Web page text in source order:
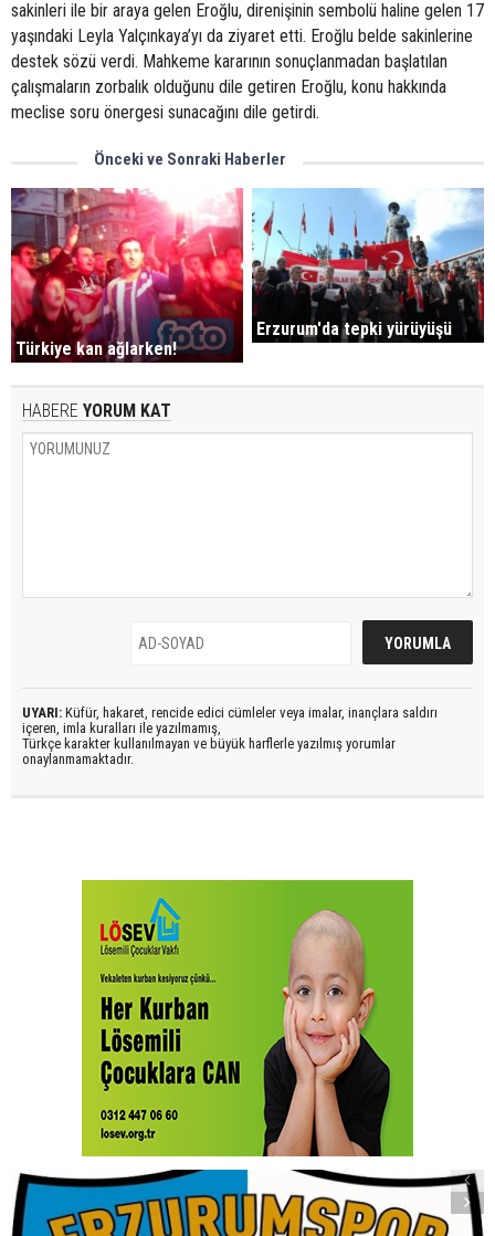
sakinleri ile bir araya gelen Eroğlu, direnişinin sembolü haline gelen 17
yaşındaki Leyla Yalçınkaya’yı da ziyaret etti. Eroğlu belde sakinlerine
destek sözü verdi. Mahkeme kararının sonuçlanmadan başlatılan
çalışmaların zorbalık olduğunu dile getiren Eroğlu, konu hakkında
meclise soru önergesi sunacağını dile getirdi.
Önceki ve Sonraki Haberler
Türkiye kan ağlarken!
Erzurum'da tepki yürüyüşü
HABERE YORUM KAT
UYARI: Küfür, hakaret, rencide edici cümleler veya imalar, inançlara saldırı
içeren, imla kuralları ile yazılmamış,
Türkçe karakter kullanılmayan ve büyük harflerle yazılmış yorumlar
onaylanmamaktadır.